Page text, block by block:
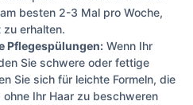
besten 2-3 Mal pro Woche,
erhalten.
Pflegespülungen: Wenn Ihr
Sie schwere oder fettige
Sie sich für leichte Formeln, die
Ihr Haar zu beschweren